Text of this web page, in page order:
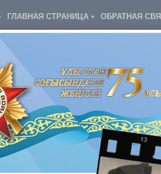
ГЛАВНАЯ СТРАНИЦА ОБРАТНАЯ